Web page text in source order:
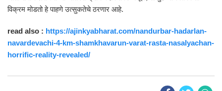
विक्रम मोडतो हे पाहणे उत्सुकतेचे ठरणार आहे.
read also : https://ajinkyabharat.com/nandurbar-hadarlan-
navardevachi-4-km-shamkhavarun-varat-rasta-nasalyachan-
horrific-reality-revealed/